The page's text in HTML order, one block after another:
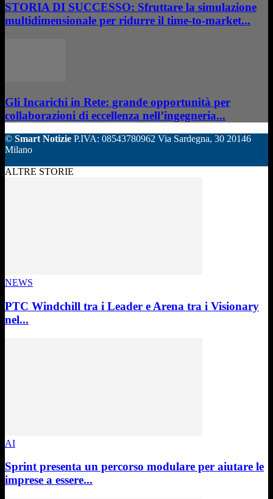
STORIA DI SUCCESSO: Sfruttare la simulazione
multidimensionale per ridurre il time-to-market...
Gli Incarichi in Rete: grande opportunità per
collaborazioni di eccellenza nell’ingegneria...
© Smart Notizie P.IVA: 08543780962 Via Sardegna, 30 20146
Milano
ALTRE STORIE
NEWS
PTC Windchill tra i Leader e Arena tra i Visionary
nel...
AI
Sprint presenta un percorso modulare per aiutare le
imprese a essere...